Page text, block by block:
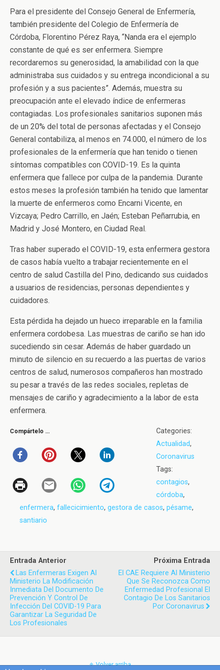
Para el presidente del Consejo General de Enfermería,
también presidente del Colegio de Enfermería de
Córdoba, Florentino Pérez Raya, “Nanda era el ejemplo
constante de qué es ser enfermera. Siempre
recordaremos su generosidad, la amabilidad con la que
administraba sus cuidados y su entrega incondicional a su
profesión y a sus pacientes”. Además, muestra su
preocupación ante el elevado índice de enfermeras
contagiadas. Los profesionales sanitarios suponen más
de un 20% del total de personas afectadas y el Consejo
General contabiliza, al menos en 74.000, el número de los
profesionales de la enfermería que han tenido o tienen
síntomas compatibles con COVID-19. Es la quinta
enfermera que fallece por culpa de la pandemia. Durante
estos meses la profesión también ha tenido que lamentar
la muerte de enfermeros como Encarni Vicente, en
Vizcaya; Pedro Carrillo, en Jaén; Esteban Peñarrubia, en
Madrid y José Montero, en Ciudad Real.
Tras haber superado el COVID-19, esta enfermera gestora
de casos había vuelto a trabajar recientemente en el
centro de salud Castilla del Pino, dedicando sus cuidados
a usuarios de residencias, personas dependientes y
cuidadores.
Esta pérdida ha dejado un hueco irreparable en la familia
enfermera cordobesa. Las muestras de cariño se han ido
sucediendo sin cesar. Además de haber guardado un
minuto de silencio en su recuerdo a las puertas de varios
centros de salud, numerosos compañeros han mostrado
su pesar a través de las redes sociales, repletas de
mensajes de cariño y agradecimiento a la labor de esta
enfermera.
Compártelo …
Categories:
Actualidad,
Coronavirus
Tags:
contagios,
córdoba,
enfermera, fallecicimiento, gestora de casos, pésame,
santiario
Entrada Anterior
Las Enfermeras Exigen Al
Ministerio La Modificación
Inmediata Del Documento De
Prevención Y Control De
Infección Del COVID-19 Para
Garantizar La Seguridad De
Los Profesionales
Próxima Entrada
El CAE Requiere Al Ministerio
Que Se Reconozca Como
Enfermedad Profesional El
Contagio De Los Sanitarios
Por Coronavirus
Volver arriba